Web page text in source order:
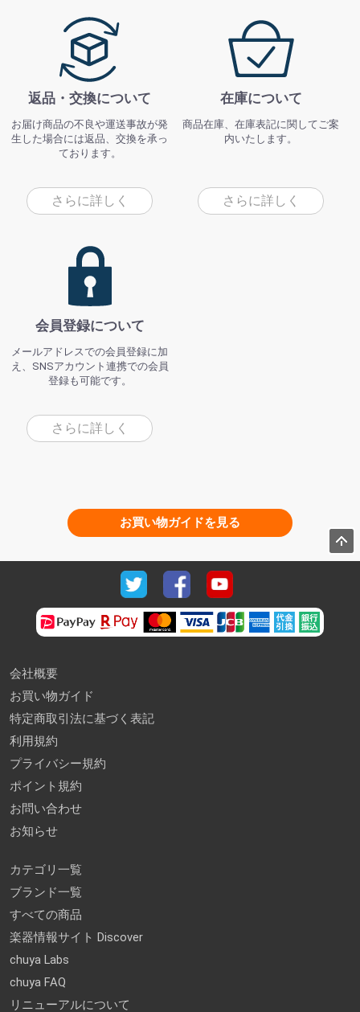
返品・交換について
お届け商品の不良や運送事故が発
生した場合には返品、交換を承っ
ております。
さらに詳しく
在庫について
商品在庫、在庫表記に関してご案
内いたします。
さらに詳しく
会員登録について
メールアドレスでの会員登録に加
え、SNSアカウント連携での会員
登録も可能です。
さらに詳しく
お買い物ガイドを見る
会社概要
お買い物ガイド
特定商取引法に基づく表記
利用規約
プライバシー規約
ポイント規約
お問い合わせ
お知らせ
カテゴリ一覧
ブランド一覧
すべての商品
楽器情報サイト Discover
chuya Labs
chuya FAQ
リニューアルについて